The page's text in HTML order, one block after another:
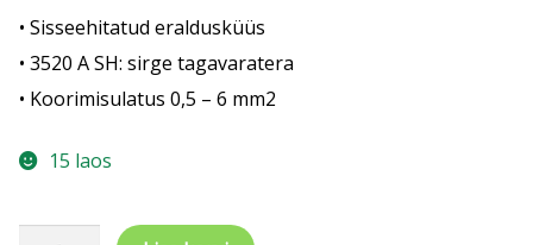
• Sisseehitatud eraldusküüs
• 3520 A SH: sirge tagavaratera
• Koorimisulatus 0,5 – 6 mm2
15 laos